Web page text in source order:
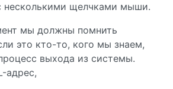
несколькими щелчками мыши.
мы должны помнить
это кто-то, кого мы знаем,
выхода из системы.
адрес,